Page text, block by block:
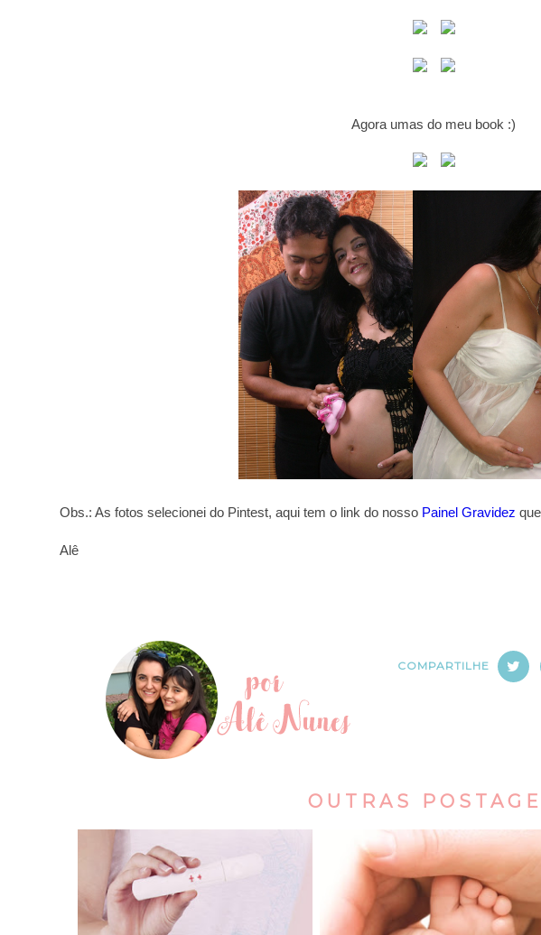
Agora umas do meu book :)
Obs.: As fotos selecionei do Pintest, aqui tem o link do nosso Painel Gravidez
Alê
COMPARTILHE
OUTRAS